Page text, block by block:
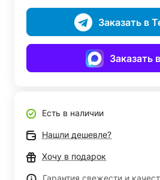
Заказать в
Заказать
Есть в наличии
Нашли дешевле?
Хочу в подарок
Гарантия свежести и